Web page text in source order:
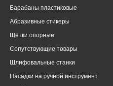
Барабаны пластиковые
Абразивные стикеры
Щетки опорные
Сопутствующие товары
Шлифовальные станки
Насадки на ручной инструмент